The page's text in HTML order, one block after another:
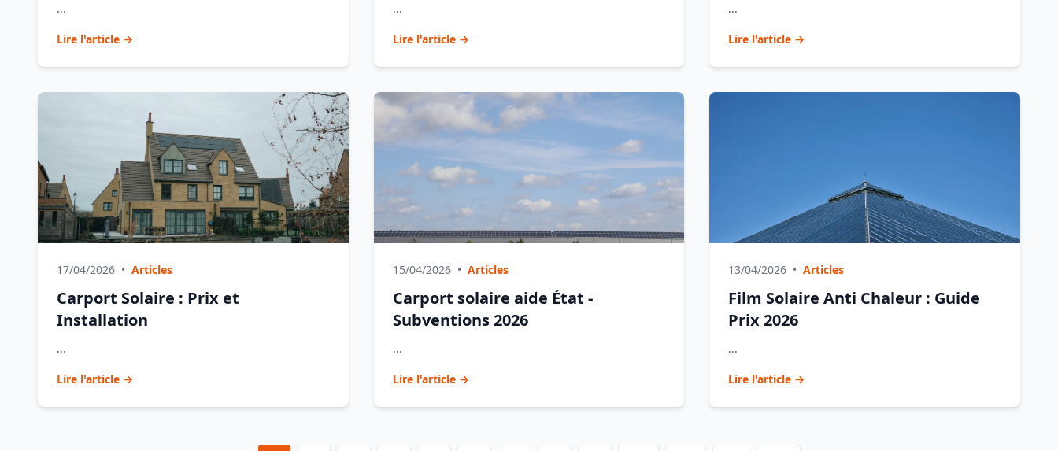
...
Lire l'article →
...
Lire l'article →
...
Lire l'article →
17/04/2026 • Articles
Carport Solaire : Prix et
Installation
...
Lire l'article →
15/04/2026 • Articles
Carport solaire aide État -
Subventions 2026
...
Lire l'article →
13/04/2026 • Articles
Film Solaire Anti Chaleur : Guide
Prix 2026
...
Lire l'article →